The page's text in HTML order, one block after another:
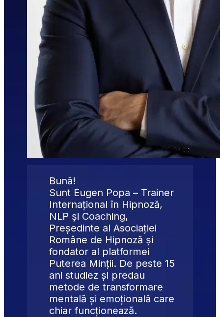
Bună!
Sunt Eugen Popa – Trainer
Internațional în Hipnoză,
NLP și Coaching,
Președinte al Asociației
Române de Hipnoză și
fondator al platformei
Puterea Minții. De peste 15
ani studiez și predau
metode de transformare
mentală și emoțională care
chiar funcționează.